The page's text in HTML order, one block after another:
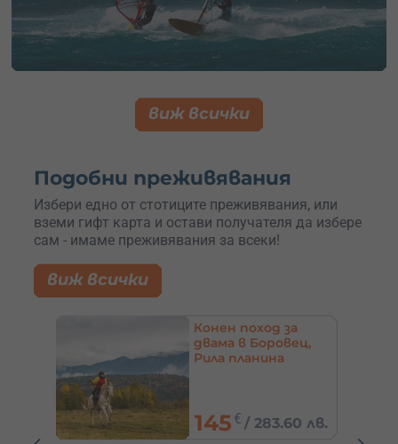
виж всички
Подобни преживявания
Избери едно от стотиците преживявания, или
вземи гифт карта и остави получателя да избере
сам - имаме преживявания за всеки!
виж всички
Еднодневен конен
преход за
напреднали с.
100 € / 195.58 лв.